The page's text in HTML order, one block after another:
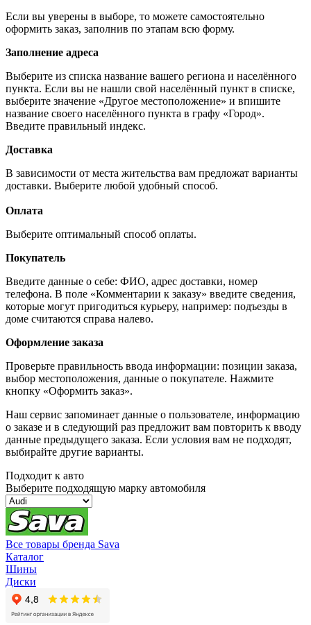
Если вы уверены в выборе, то можете самостоятельно
оформить заказ, заполнив по этапам всю форму.
Заполнение адреса
Выберите из списка название вашего региона и населённого
пункта. Если вы не нашли свой населённый пункт в списке,
выберите значение «Другое местоположение» и впишите
название своего населённого пункта в графу «Город».
Введите правильный индекс.
Доставка
В зависимости от места жительства вам предложат варианты
доставки. Выберите любой удобный способ.
Оплата
Выберите оптимальный способ оплаты.
Покупатель
Введите данные о себе: ФИО, адрес доставки, номер
телефона. В поле «Комментарии к заказу» введите сведения,
которые могут пригодиться курьеру, например: подъезды в
доме считаются справа налево.
Оформление заказа
Проверьте правильность ввода информации: позиции заказа,
выбор местоположения, данные о покупателе. Нажмите
кнопку «Оформить заказ».
Наш сервис запоминает данные о пользователе, информацию
о заказе и в следующий раз предложит вам повторить к вводу
данные предыдущего заказа. Если условия вам не подходят,
выбирайте другие варианты.
Подходит к авто
Выберите подходящую марку автомобиля
Все товары бренда Sava
Каталог
Шины
Диски